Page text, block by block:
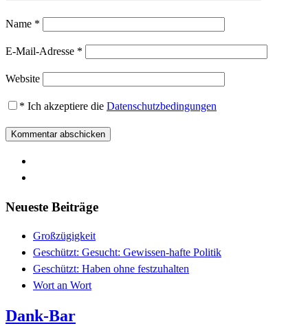
Name *
E-Mail-Adresse *
Website
* Ich akzeptiere die Datenschutzbedingungen
Neueste Beiträge
Großzügigkeit
Geschützt: Gesucht: Gewissen-hafte Politik
Geschützt: Haben ohne festzuhalten
Wort an Wort
Dank-Bar